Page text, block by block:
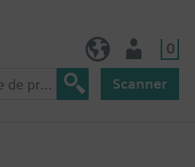
0
Scanner